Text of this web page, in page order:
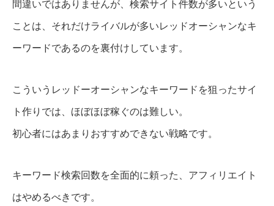
間違いではありませんが、検索サイト件数が多いという
ことは、それだけライバルが多いレッドオーシャンなキ
ーワードであるのを裏付けしています。
こういうレッドーオーシャンなキーワードを狙ったサイ
ト作りでは、ほぼほぼ稼ぐのは難しい。
初心者にはあまりおすすめできない戦略です。
キーワード検索回数を全面的に頼った、アフィリエイト
はやめるべきです。